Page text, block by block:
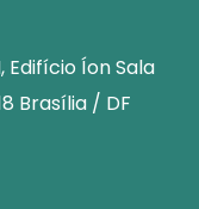
Edifício Íon Sala
Brasília / DF